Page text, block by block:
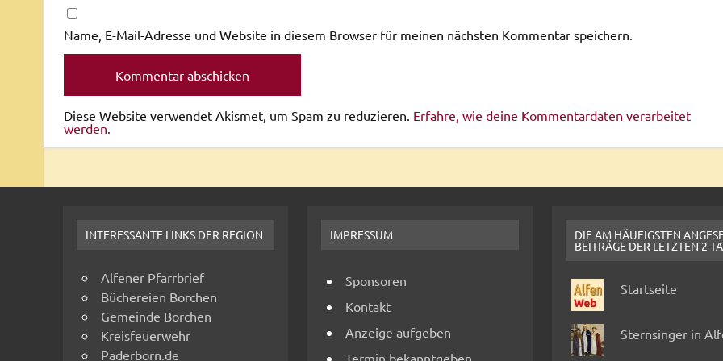
Name, E-Mail-Adresse und Website in diesem Browser für meinen nächsten Kommentar speichern.
Diese Website verwendet Akismet, um Spam zu reduzieren. Erfahre, wie deine Kommentardaten verarbeitet
werden.
INTERESSANTE LINKS DER REGION
Alfener Pfarrbrief
Büchereien Borchen
Gemeinde Borchen
Kreisfeuerwehr
Paderborn.de
IMPRESSUM
Sponsoren
Kontakt
Anzeige aufgeben
Termin bekanntgeben
DIE AM HÄUFIGSTEN
BEITRÄGE DER LETZTEN 2
Startseite
Sternsinger in